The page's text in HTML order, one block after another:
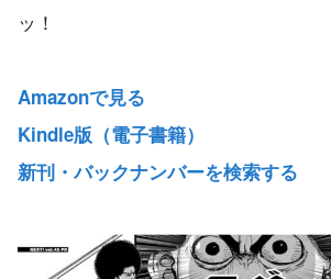
ッ！
Amazonで見る
Kindle版（電子書籍）
新刊・バックナンバーを検索する